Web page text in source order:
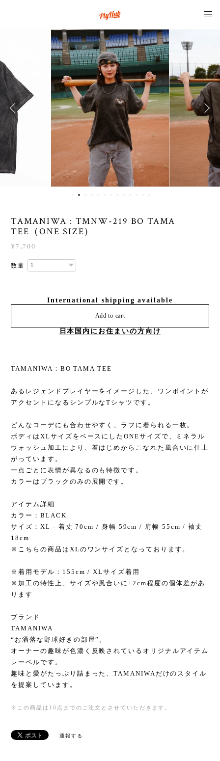
TAMANIWA : TMNW-219 BO TAMA
TEE（ONE SIZE）
¥7,700
数量
International shipping available
Add to cart
日本国内にお住まいの方向け
TAMANIWA：BO TAMA TEE
あるレジェンドプレイヤーをイメージした、ワンポイントが
アクセントになるシンプルなTシャツです。
どんなコーデにも合わせやすく、ラフに着られる一枚。
ボディはXLサイズをベースにしたONEサイズで、ミネラル
ウォッシュ加工により、着はじめからこなれた風合いに仕上
がっています。
一点ごとに表情が異なるのも特徴です。
カラーはブラックのみの展開です。
アイテム詳細
カラー：BLACK
サイズ：XL - 着丈 70cm / 身幅 59cm / 肩幅 55cm / 袖丈
18cm
※こちらの商品はXLのワンサイズとなっております。
※着用モデル：155cm / XLサイズ着用
※加工の特性上、サイズや風合いに±2cm程度の個体差があ
ります
ブランド
TAMANIWA
“お洒落な野球好きの部屋”。
オーナーの趣味が色濃く反映されているオリジナルアイテム
レーベルです。
趣味と愛がたっぷり詰まった、TAMANIWAだけのスタイル
を提案しています。
※この商品は10点までのご注文とさせていただきます。
通報する